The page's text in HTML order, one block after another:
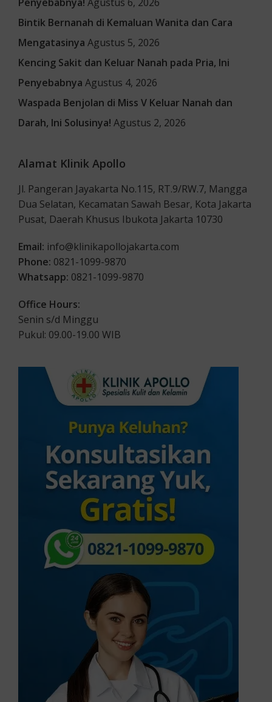
Bintik Bernanah di Kemaluan Wanita dan Cara
Mengatasinya Agustus 5, 2026
Kencing Sakit dan Keluar Nanah pada Pria, Ini
Penyebabnya Agustus 4, 2026
Waspada Benjolan di Miss V Keluar Nanah dan
Darah, Ini Solusinya! Agustus 2, 2026
Alamat Klinik Apollo
Jl. Pangeran Jayakarta No.115, RT.9/RW.7, Mangga
Dua Selatan, Kecamatan Sawah Besar, Kota Jakarta
Pusat, Daerah Khusus Ibukota Jakarta 10730
Email: info@klinikapollojakarta.com
Phone: 0821-1099-9870
Whatsapp: 0821-1099-9870
Office Hours:
Senin s/d Minggu
Pukul: 09.00-19.00 WIB